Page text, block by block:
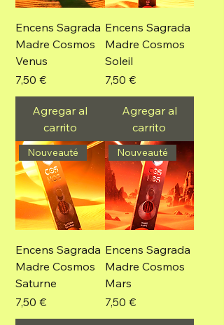
Encens Sagrada
Madre Cosmos
Venus
Precio
7,50 €
Agregar al
carrito
Encens Sagrada
Madre Cosmos
Soleil
Precio
7,50 €
Agregar al
carrito
Nouveauté
Encens Sagrada
Madre Cosmos
Saturne
Precio
7,50 €
Nouveauté
Encens Sagrada
Madre Cosmos
Mars
Precio
7,50 €